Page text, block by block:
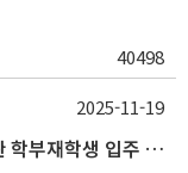
40498
(11/24~28) 2026학년도 관악학생생활관 학부재학생 입주 신청 일정 안내
2025-11-19